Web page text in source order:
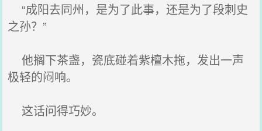
“成阳去同州，是为了此事，还是为了段刺史
之孙？”
他搁下茶盏，瓷底碰着紫檀木拖，发出一声
极轻的闷响。
这话问得巧妙。